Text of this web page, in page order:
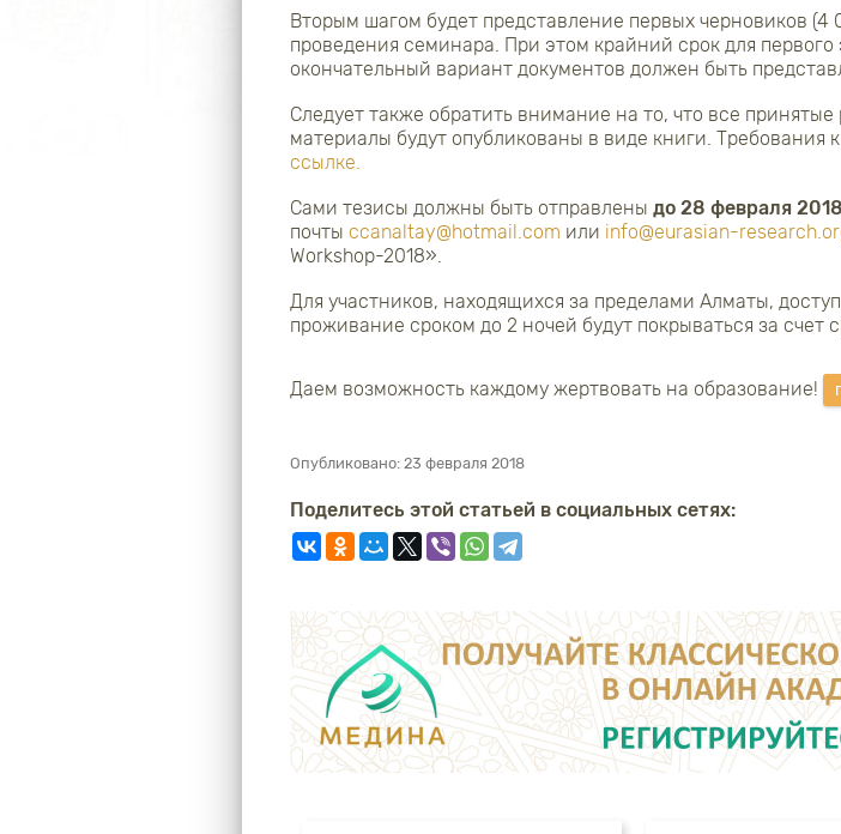
Вторым шагом будет представление первых черновиков
проведения семинара. При этом крайний срок для
окончательный вариант документов должен быть
Следует также обратить внимание на то, что все
материалы будут опубликованы в виде книги.
ссылке.
Сами тезисы должны быть отправлены до 28 февраля
почты ccanaltay@hotmail.com или info@eurasian-
Workshop-2018».
Для участников, находящихся за пределами Алматы,
проживание сроком до 2 ночей будут покрываться за счет
Даем возможность каждому жертвовать на образование!
Опубликовано: 23 февраля 2018
Поделитесь этой статьей в социальных сетях: